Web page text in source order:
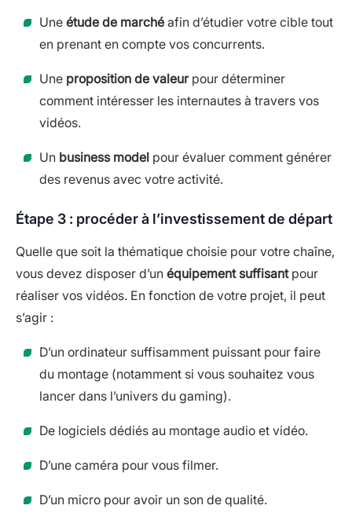
Une étude de marché afin d’étudier votre cible tout
en prenant en compte vos concurrents.
Une proposition de valeurpour déterminer
comment intéresser les internautes à travers vos
vidéos.
Un business model pour évaluer comment générer
des revenus avec votre activité.
Étape 3 : procéder à l’investissement de départ
Quelle que soit la thématique choisie pour votre chaîne,
vous devez disposer d’un équipement suffisantpour
réaliser vos vidéos. En fonction de votre projet, il peut
s’agir :
D’un ordinateur suffisamment puissant pour faire
du montage (notamment si vous souhaitez vous
lancer dans l’univers du gaming).
De logiciels dédiés au montage audio et vidéo.
D’une caméra pour vous filmer.
D’un micro pour avoir un son de qualité.